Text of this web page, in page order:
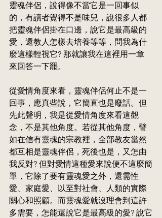
靈魂伴侶，說得像不當它是一回事似
的，有讀者覺得不是味兒，說很多人都
把靈魂伴侶掛在口邊，說它是最高級的
愛，還教人怎樣去培養等等，問我為什
麼這樣輕視它? 那就讓我在這裡用一章
來回答一下罷。
從愛情角度來看，靈魂伴侶何止不是一
回事，應真些說，它簡直也是廢話。但
先此聲明，我是從愛情角度來看這觀
念，不是其他角度。若從其他角度，譬
如在信有靈魂的宗教裡，全部教友當然
都互相是靈魂伴侶，死後也是，又怎由
我反對? 但對愛情這種愛來說便不這麼簡
單，它除了要有靈魂愛之外，還需性
愛、家庭愛、以至對社會、人類的實際
關心和照顧。而靈魂愛就沒理會到這許
多需要，怎能還說它是最高級的愛? 說它